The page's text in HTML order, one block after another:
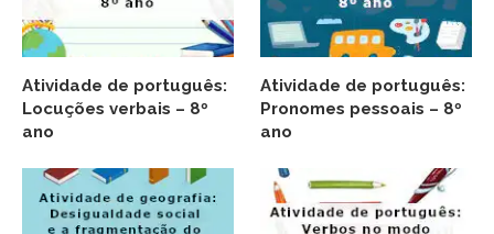
Atividade de português:
Locuções verbais – 8º
ano
Atividade de português:
Pronomes pessoais – 8º
ano